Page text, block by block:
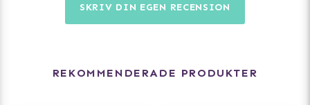
SKRIV DIN EGEN RECENSION
REKOMMENDERADE PRODUKTER